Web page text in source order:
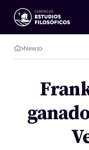
Events
News
Research
Publications
Gallery
EN
News